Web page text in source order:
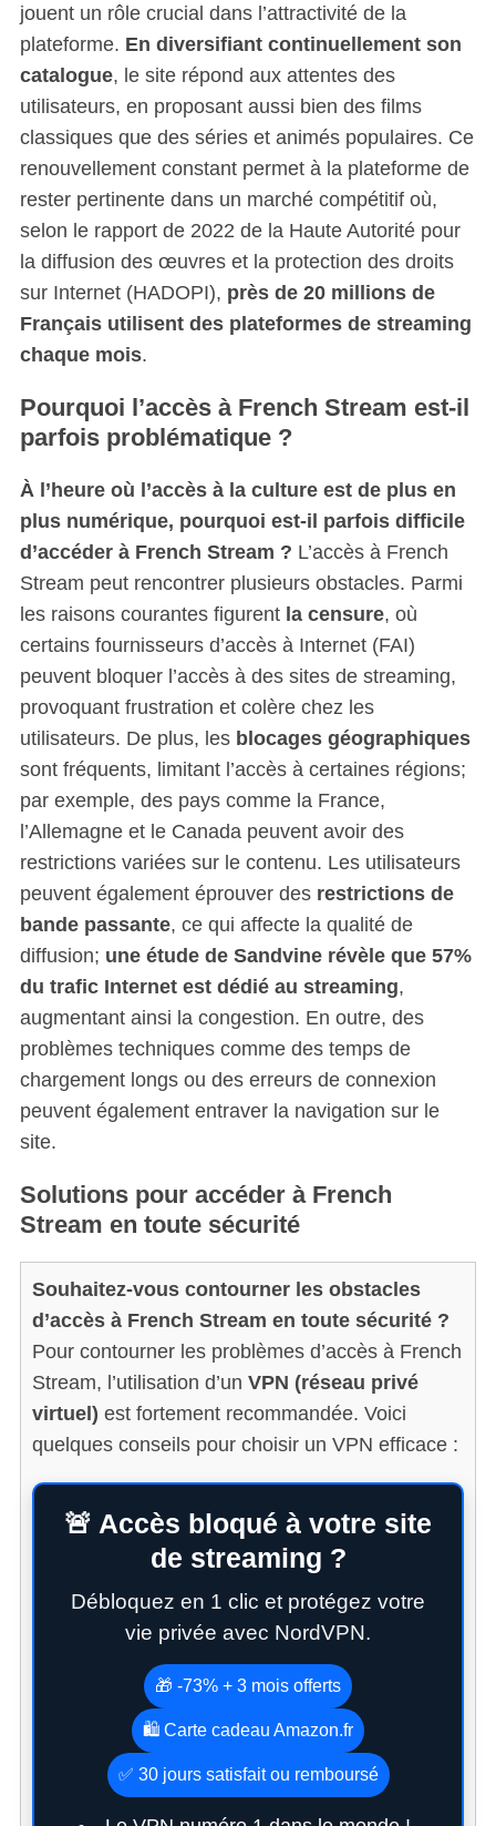
jouent un rôle crucial dans l’attractivité de la
plateforme. En diversifiant continuellement son
catalogue, le site répond aux attentes des
utilisateurs, en proposant aussi bien des films
classiques que des séries et animés populaires. Ce
renouvellement constant permet à la plateforme de
rester pertinente dans un marché compétitif où,
selon le rapport de 2022 de la Haute Autorité pour
la diffusion des œuvres et la protection des droits
sur Internet (HADOPI), près de 20 millions de
Français utilisent des plateformes de streaming
chaque mois.
Pourquoi l’accès à French Stream est-il
parfois problématique ?
À l’heure où l’accès à la culture est de plus en
plus numérique, pourquoi est-il parfois difficile
d’accéder à French Stream ? L’accès à French
Stream peut rencontrer plusieurs obstacles. Parmi
les raisons courantes figurent la censure, où
certains fournisseurs d’accès à Internet (FAI)
peuvent bloquer l’accès à des sites de streaming,
provoquant frustration et colère chez les
utilisateurs. De plus, les blocages géographiques
sont fréquents, limitant l’accès à certaines régions;
par exemple, des pays comme la France,
l’Allemagne et le Canada peuvent avoir des
restrictions variées sur le contenu. Les utilisateurs
peuvent également éprouver des restrictions de
bande passante, ce qui affecte la qualité de
diffusion; une étude de Sandvine révèle que 57%
du trafic Internet est dédié au streaming,
augmentant ainsi la congestion. En outre, des
problèmes techniques comme des temps de
chargement longs ou des erreurs de connexion
peuvent également entraver la navigation sur le
site.
Solutions pour accéder à French
Stream en toute sécurité
Souhaitez-vous contourner les obstacles
d’accès à French Stream en toute sécurité ?
Pour contourner les problèmes d’accès à French
Stream, l’utilisation d’un VPN (réseau privé
virtuel) est fortement recommandée. Voici
quelques conseils pour choisir un VPN efficace :
🚨 Accès bloqué à votre site
de streaming ?
Débloquez en 1 clic et protégez votre
vie privée avec NordVPN.
🎁 -73% + 3 mois offerts
🛍️ Carte cadeau Amazon.fr
✅ 30 jours satisfait ou remboursé